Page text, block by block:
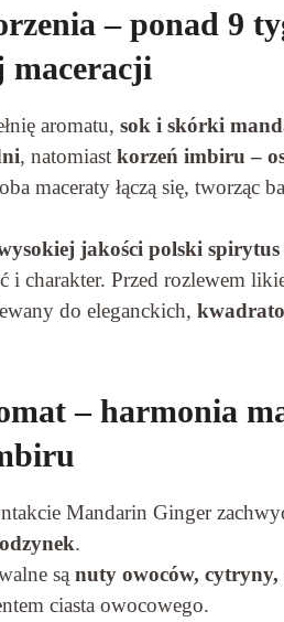
– ponad 9
maceracji
aromatu, sok i skórki
, natomiast korzeń imbiru –
maceraty łączą się, tworząc
jakości polski spirytus
i charakter. Przed rozlewem
do eleganckich,
– harmonia
Mandarin Ginger
.
są nuty owoców,
ciasta owocowego.